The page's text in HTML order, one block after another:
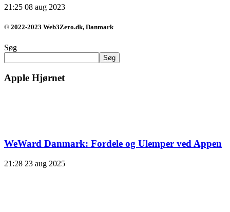
21:25 08 aug 2023
© 2022-2023 Web3Zero.dk, Danmark
Søg
Søg
Apple Hjørnet
WeWard Danmark: Fordele og Ulemper ved Appen
21:28 23 aug 2025